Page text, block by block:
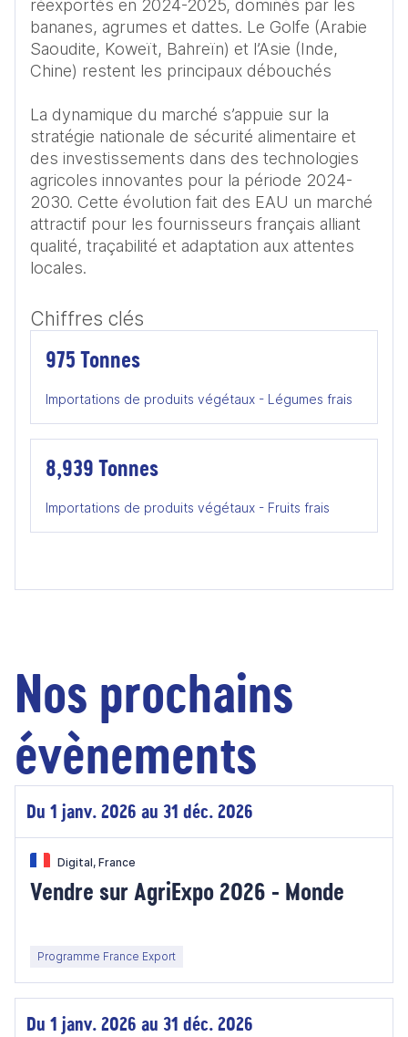
réexportés en 2024-2025, dominés par les
bananes, agrumes et dattes. Le Golfe (Arabie
Saoudite, Koweït, Bahreïn) et l’Asie (Inde,
Chine) restent les principaux débouchés
La dynamique du marché s’appuie sur la
stratégie nationale de sécurité alimentaire et
des investissements dans des technologies
agricoles innovantes pour la période 2024-
2030. Cette évolution fait des EAU un marché
attractif pour les fournisseurs français alliant
qualité, traçabilité et adaptation aux attentes
locales.
Chiffres clés
975 Tonnes
Importations de produits végétaux - Légumes frais
8,939 Tonnes
Importations de produits végétaux - Fruits frais
Nos prochains
évènements
Du 1 janv. 2026 au 31 déc. 2026
Digital, France
Vendre sur AgriExpo 2026 - Monde
Programme France Export
Du 1 janv. 2026 au 31 déc. 2026